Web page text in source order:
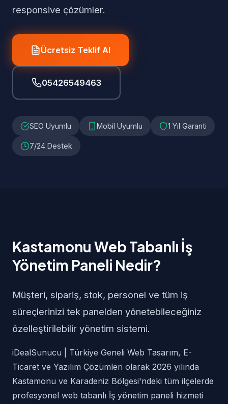
responsive çözümler.
Ücretsiz Teklif Al
05426549463
SEO Uyumlu Mobil Uyumlu 1 Yıl Garanti
7/24 Destek
Kastamonu Web Tabanlı İş
Yönetim Paneli Nedir?
Müşteri, sipariş, stok, personel ve tüm iş
süreçlerinizi tek panelden yönetebileceğiniz
özelleştirilebilir yönetim sistemi.
iDealSunucu | Türkiye Geneli Web Tasarım, E-
Ticaret ve Yazılım Çözümleri olarak 2026 yılında
Kastamonu ve Karadeniz Bölgesi'ndeki tüm ilçelerde
profesyonel web tabanlı İş yönetim paneli hizmeti